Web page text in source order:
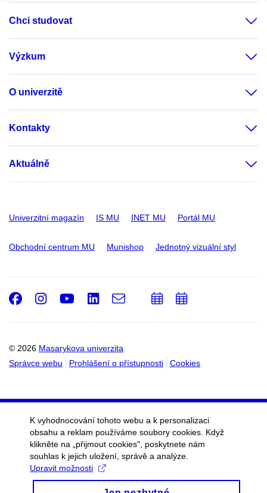
Chci studovat
Výzkum
O univerzitě
Kontakty
Aktuálně
Univerzitní magazín IS MU INET MU Portál MU
Obchodní centrum MU Munishop Jednotný vizuální styl
© 2026 Masarykova univerzita
Správce webu
Prohlášení o přístupnosti Cookies
Facebook
Instagram
Youtube
LinkedIn
e-
PřidatPřidat
K vyhodnocování tohoto webu a k personalizaci
obsahu a reklam používáme soubory cookies. Když
klikněte na „přijmout cookies", poskytnete nám
souhlas k jejich uložení, správě a analýze.
Upravit možnosti